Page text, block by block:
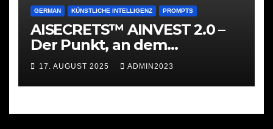
GERMAN KÜNSTLICHE INTELLIGENZ PROMPTS
AISECRETS™ AINVEST 2.0 –
Der Punkt, an dem
Investieren ernst wird
17. AUGUST 2025 ADMIN2023